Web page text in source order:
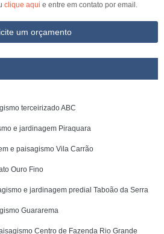
clique aqui e entre em contato por email.
um orçamento
terceirizado ABC
e jardinagem Piraquara
e paisagismo Vila Carrão
Ouro Fino
e jardinagem predial Taboão da Serra
Guararema
Centro de Fazenda Rio Grande